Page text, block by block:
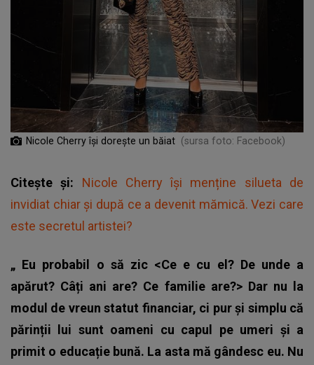
Nicole Cherry își dorește un băiat (sursa foto: Facebook)
Citește și: Nicole Cherry își menține silueta de
invidiat chiar și după ce a devenit mămică. Vezi care
este secretul artistei?
„ Eu probabil o să zic <Ce e cu el? De unde a
apărut? Câți ani are? Ce familie are?> Dar nu la
modul de vreun statut financiar, ci pur și simplu că
părinții lui sunt oameni cu capul pe umeri și a
primit o educație bună. La asta mă gândesc eu. Nu